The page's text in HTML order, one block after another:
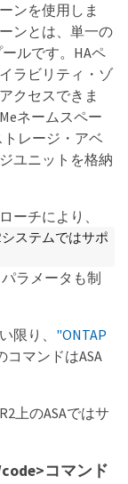
ンを使用しま
ンとは、単一の
ルです。HAペ
ラビリティ・ゾ
クセスできま
ネームスペー
レージ・アベ
ユニットを格納
ーチにより、
ステムではサポ
ラメータも制
限り、 "ONTAP
コマンドはASA
上のASAではサ
コマンド